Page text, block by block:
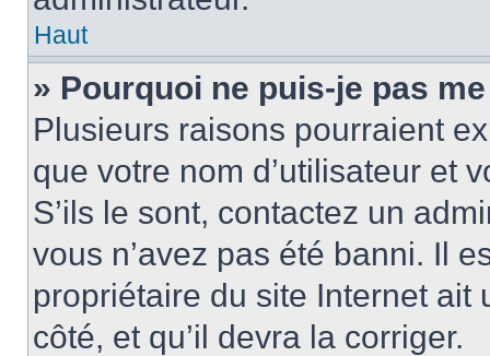
Haut
» Pourquoi ne puis-je pas
Plusieurs raisons pourraient
que votre nom d’utilisateur et
S’ils le sont, contactez un
vous n’avez pas été banni. Il
propriétaire du site Internet
côté, et qu’il devra la corriger.